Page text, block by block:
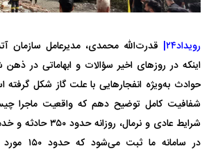
رویداد۲۴|
قدرت‌الله محمدی، مدیرعامل سازمان
اینکه در روزهای اخیر سؤالات و ابهاماتی در ذهن
حوادث به‌ویژه انفجارهایی با علت گاز شکل
شفافیت کامل توضیح دهم که واقعیت ماجرا
شرایط عادی و نرمال،
در